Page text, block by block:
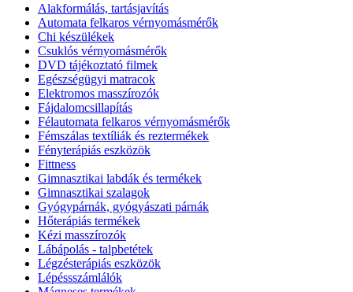
Alakformálás, tartásjavítás
Automata felkaros vérnyomásmérők
Chi készülékek
Csuklós vérnyomásmérők
DVD tájékoztató filmek
Egészségügyi matracok
Elektromos masszírozók
Fájdalomcsillapítás
Félautomata felkaros vérnyomásmérők
Fémszálas textíliák és reztermékek
Fényterápiás eszközök
Fittness
Gimnasztikai labdák és termékek
Gimnasztikai szalagok
Gyógypárnák, gyógyászati párnák
Hőterápiás termékek
Kézi masszírozók
Lábápolás - talpbetétek
Légzésterápiás eszközök
Lépéssszámlálók